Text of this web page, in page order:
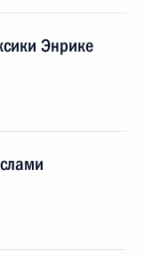
Энрике